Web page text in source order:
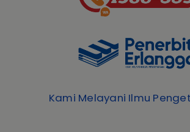
Kami Melayani Ilmu